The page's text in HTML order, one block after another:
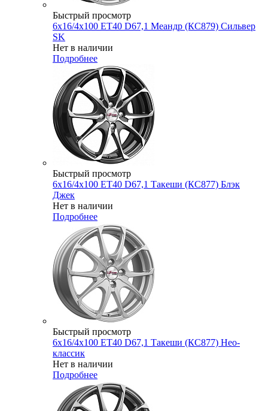
Быстрый просмотр
6x16/4x100 ET40 D67,1 Меандр (КС879) Сильвер
SK
Нет в наличии
Подробнее
Быстрый просмотр
6x16/4x100 ET40 D67,1 Такеши (КС877) Блэк
Джек
Нет в наличии
Подробнее
Быстрый просмотр
6x16/4x100 ET40 D67,1 Такеши (КС877) Нео-
классик
Нет в наличии
Подробнее